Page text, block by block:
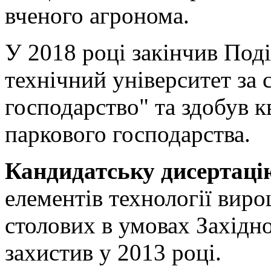
вченого агронома.
У 2018 році закінчив
технічний університет
господарство" та здобув
паркового господарства.
Кандидатську
елементів технології
столових в умовах
захистив у 2013 році.